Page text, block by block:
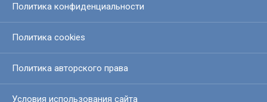
Политика конфиденциальности
Политика cookies
Политика авторского права
Условия использования сайта